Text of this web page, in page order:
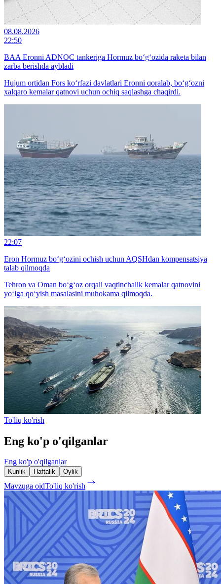
08.08.2026
22:50
BAA Eronni ADNOC tankeriga Hormuz bo‘g‘ozida raketa bilan
zarba berishda aybladi
Hujum ortidan Fors ko‘rfazi davlatlari Eronni qoralab, bo‘g‘ozni
xalqaro kemalar qatnovi uchun ochiq saqlashga chaqirdi.
22:07
Eron Hormuz bo‘g‘ozini ochish uchun AQSHdan kompensatsiya
talab qilmoqda
Tehron va Oman bo‘g‘oz orqali vaqtinchalik kemalar qatnovini
yo‘lga qo‘yish masalasini muhokama qilmoqda.
To'liq ko'rish
Eng ko'p o'qilganlar
Eng ko'p o'qilganlar
Kunlik Haftalik Oylik
Mavzuga oidTo'liq ko'rish